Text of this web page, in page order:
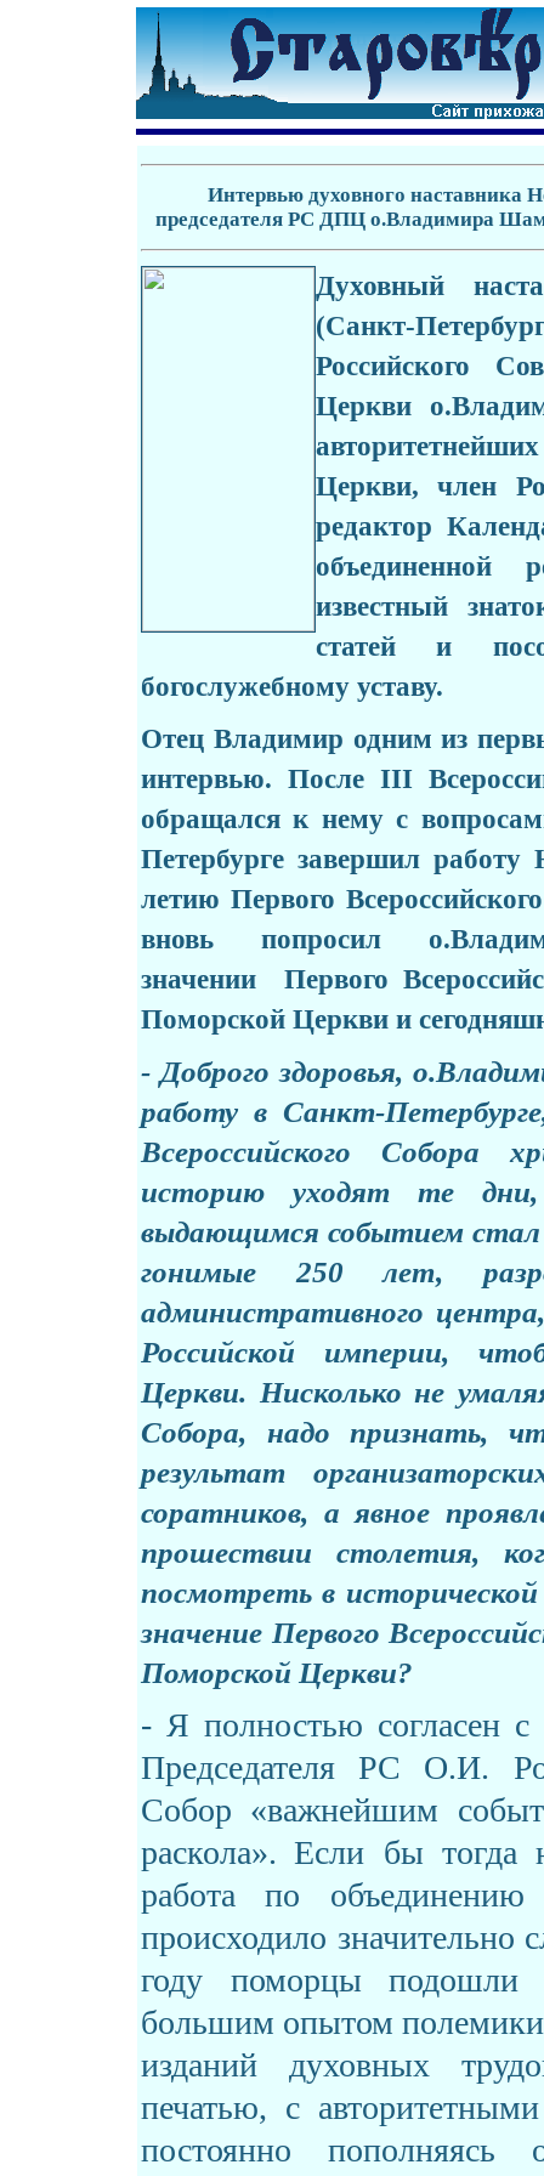
Интервью духовного наставника
председателя РС ДПЦ о.Владимира
Духовный
(Санкт-
Российского
Церкви
Церкви, член
редактор
объединенной
известный
статей и
богослужебному уставу.
Отец Владимир одним из
интервью. После III
обращался к нему с
Петербурге завершил
летию Первого
вновь попросил
значении Первого
Поморской Церкви и
- Доброго здоровья,
работу в Санкт-
Всероссийского Собора
историю уходят те
выдающимся событием
гонимые 250 лет,
административного
Российской империи,
Церкви. Нисколько не
Собора, надо признать,
результат
соратников, а явное
прошествии столетия,
посмотреть в
значение Первого
Поморской Церкви?
- Я полностью согласен с
Председателя РС О.И.
Собор «важнейшим
раскола». Если бы тогда
работа по
происходило значительно
году поморцы подошли
большим опытом полемики
изданий духовных
печатью, с
постоянно пополняясь